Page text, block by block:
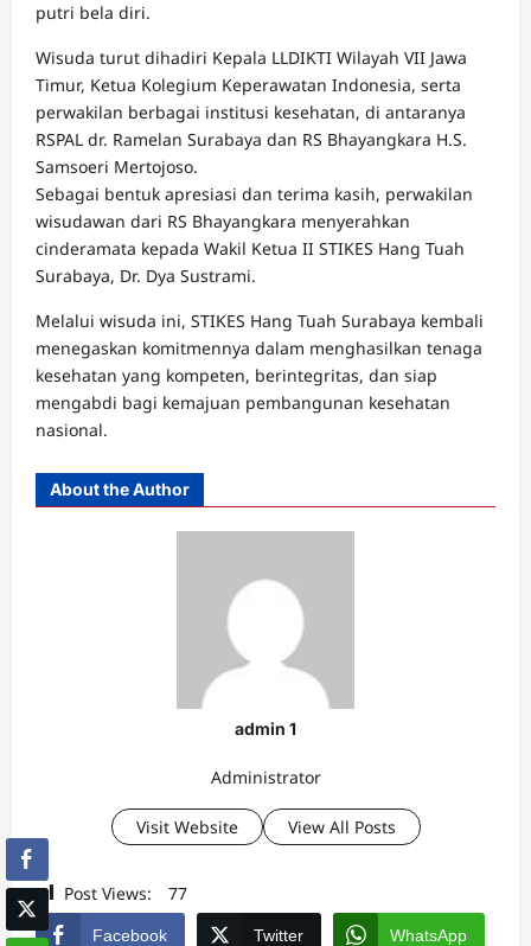
putri bela diri.
Wisuda turut dihadiri Kepala LLDIKTI Wilayah VII Jawa
Timur, Ketua Kolegium Keperawatan Indonesia, serta
perwakilan berbagai institusi kesehatan, di antaranya
RSPAL dr. Ramelan Surabaya dan RS Bhayangkara H.S.
Samsoeri Mertojoso.
Sebagai bentuk apresiasi dan terima kasih, perwakilan
wisudawan dari RS Bhayangkara menyerahkan
cinderamata kepada Wakil Ketua II STIKES Hang Tuah
Surabaya, Dr. Dya Sustrami.
Melalui wisuda ini, STIKES Hang Tuah Surabaya kembali
menegaskan komitmennya dalam menghasilkan tenaga
kesehatan yang kompeten, berintegritas, dan siap
mengabdi bagi kemajuan pembangunan kesehatan
nasional.
About the Author
admin 1
Administrator
Visit Website View All Posts
Post Views: 77
Facebook Twitter WhatsApp